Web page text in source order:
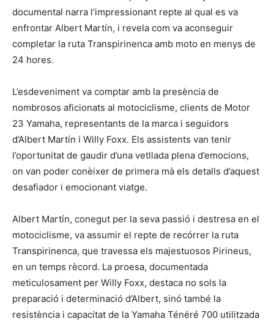
documental narra l’impressionant repte al qual es va
enfrontar Albert Martín, i revela com va aconseguir
completar la ruta Transpirinenca amb moto en menys de
24 hores.
L’esdeveniment va comptar amb la presència de
nombrosos aficionats al motociclisme, clients de Motor
23 Yamaha, representants de la marca i seguidors
d’Albert Martín i Willy Foxx. Els assistents van tenir
l’oportunitat de gaudir d’una vetllada plena d’emocions,
on van poder conèixer de primera mà els detalls d’aquest
desafiador i emocionant viatge.
Albert Martín, conegut per la seva passió i destresa en el
motociclisme, va assumir el repte de recórrer la ruta
Transpirinenca, que travessa els majestuosos Pirineus,
en un temps rècord. La proesa, documentada
meticulosament per Willy Foxx, destaca no sols la
preparació i determinació d’Albert, sinó també la
resistència i capacitat de la Yamaha Ténéré 700 utilitzada